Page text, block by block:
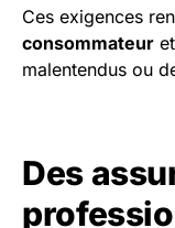
Ces exigences
consommateur
malentendus ou
Des